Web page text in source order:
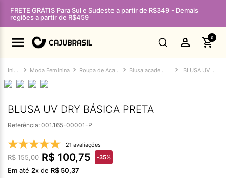
FRETE GRÁTIS Para Sul e Sudeste a partir de R$349 - Demais
regiões a partir de R$459
0
Moda Feminina Roupa de Academia Feminina Blusa academia feminina BLUSA UV DRY BÁSICA PRETA
BLUSA UV DRY BÁSICA PRETA
Referência: 001.165-00001-P
21 avaliações
R$ 155,00 R$ 100,75 -35%
Em até 2x de R$ 50,37